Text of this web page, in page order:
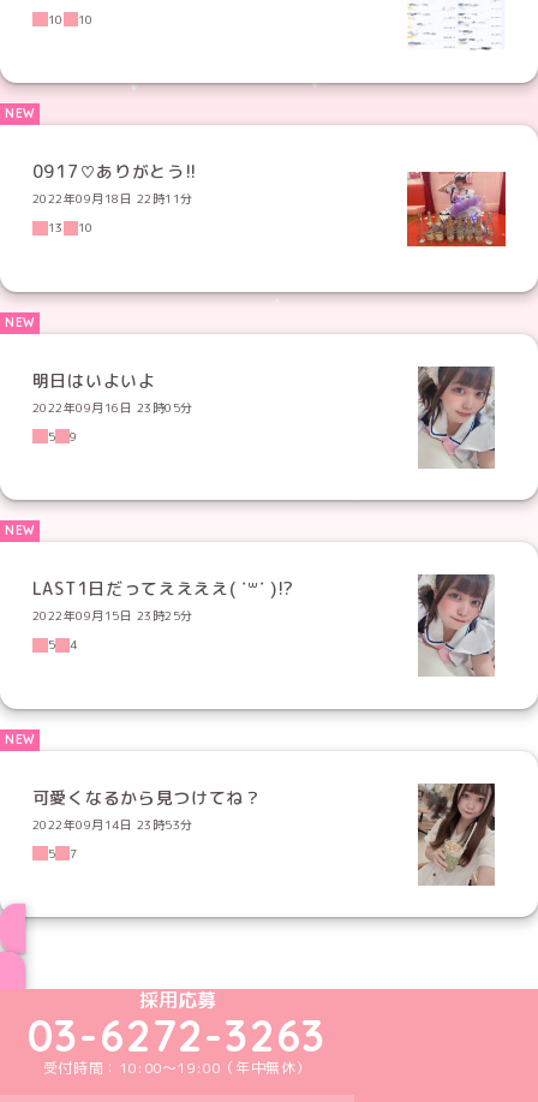
10
10
0917♡ありがとう!!
2022年09月18日 22時11分
13
10
明日はいよいよ
2022年09月16日 23時05分
5
9
LAST1日だってええええ( ˙꒳​˙ )!?
2022年09月15日 23時25分
5
4
可愛くなるから見つけてね？
2022年09月14日 23時53分
5
7
めいどりーみんTikTok公式アカウント
めいどりーみんX公式アカウント
めいどりーみんInstagram公式アカウント
めいどりーみんFacebook公式アカウン
めいどりーみんYouTube公式アカ
採用応募
03-6272-3263
受付時間：10:00～19:00（年中無休）